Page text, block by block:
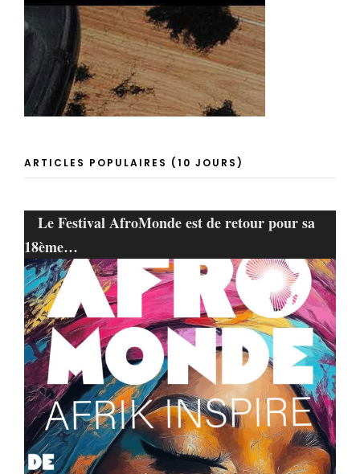
ARTICLES POPULAIRES (10 JOURS)
Le Festival AfroMonde est de retour pour sa
18ème…